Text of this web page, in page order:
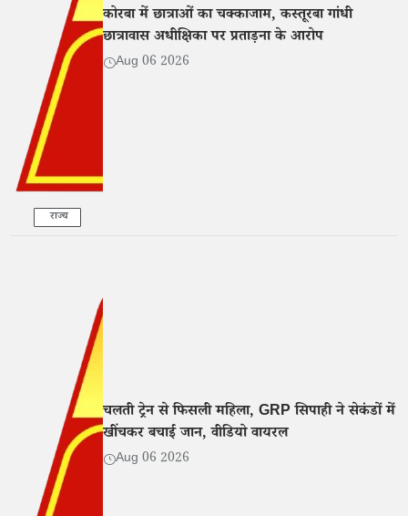
राज्य
कोरबा में छात्राओं का चक्काजाम, कस्तूरबा गांधी
छात्रावास अधीक्षिका पर प्रताड़ना के आरोप
Aug 06 2026
चलती ट्रेन से फिसली महिला, GRP सिपाही ने सेकंडों में
खींचकर बचाई जान, वीडियो वायरल
Aug 06 2026